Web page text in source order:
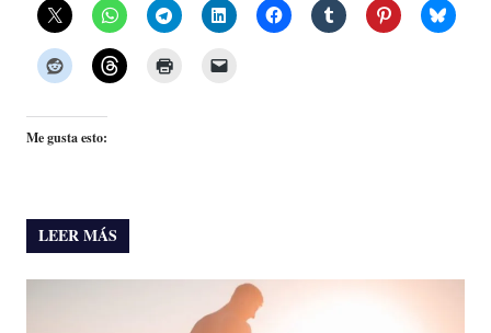
Me gusta esto:
LEER MÁS